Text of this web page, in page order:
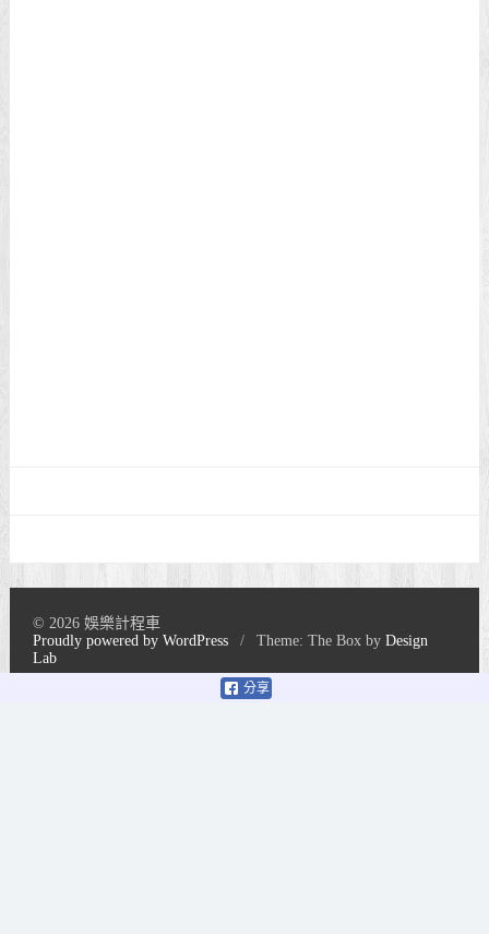
分享
© 2026 娛樂計程車
Proudly powered by WordPress
/ Theme: The Box byDesign
Lab